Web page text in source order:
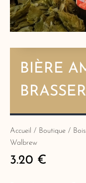
BIÈRE
Accueil / Boutique /
Walbrew
3.20 €